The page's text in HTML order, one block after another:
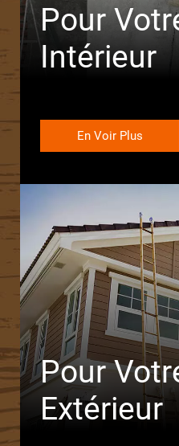
Pour
Intérieur
En Voir Plus
Pour
Extérieur